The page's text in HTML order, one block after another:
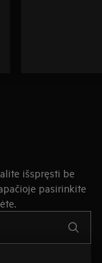
išspręsti be
pasirinkite